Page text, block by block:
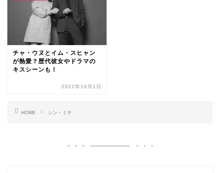
チャ・ウヌとイム・スヒャン
が熱愛？歴代彼女やドラマの
キスシーンも！
2022年10月1日
HOME シン・ミナ